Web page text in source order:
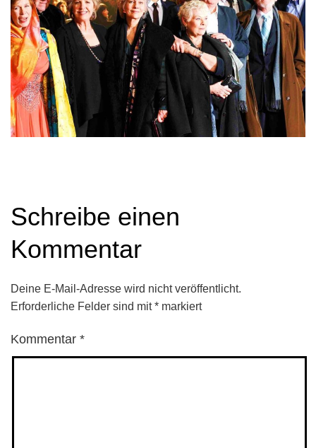
Schreibe einen
Kommentar
Deine E-Mail-Adresse wird nicht veröffentlicht.
Erforderliche Felder sind mit* markiert
Kommentar *